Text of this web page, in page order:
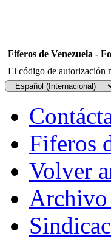
Fiferos de Venezuela -
El código de autorización
Fiferos
Volver